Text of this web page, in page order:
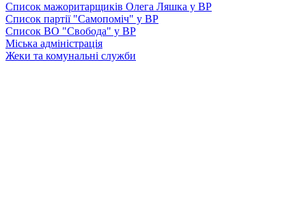
Список мажоритарщиків Олега Ляшка у ВР
Список партії "Самопоміч" у ВР
Список ВО "Свобода" у ВР
Міська адміністрація
Жеки та комунальні служби